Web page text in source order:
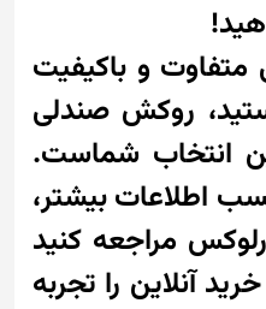
متفاوت و باکیفیت
روکش صندلی
انتخاب شماست.
اطلاعات بیشتر،
مراجعه کنید
آنلاین را تجربه